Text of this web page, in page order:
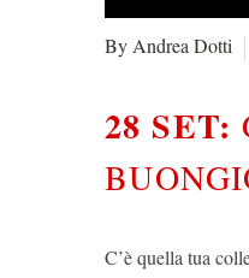
By Andrea Dotti
28 SET:
C’è quella tua